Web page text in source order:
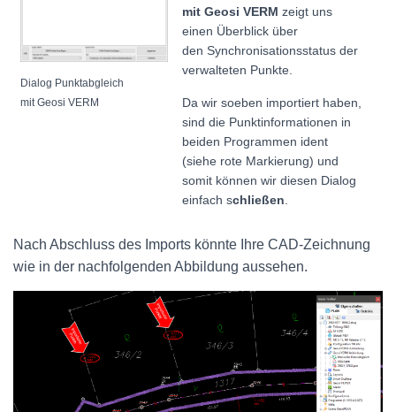
Dialog Punktabgleich
mit Geosi VERM
mit Geosi VERM zeigt uns
einen Überblick über
den Synchronisationsstatus der
verwalteten Punkte.
Da wir soeben importiert haben,
sind die Punktinformationen in
beiden Programmen ident
(siehe rote Markierung) und
somit können wir diesen Dialog
einfach schließen
Nach Abschluss des Imports könnte Ihre CAD-Zeichnung
wie in der nachfolgenden Abbildung aussehen.